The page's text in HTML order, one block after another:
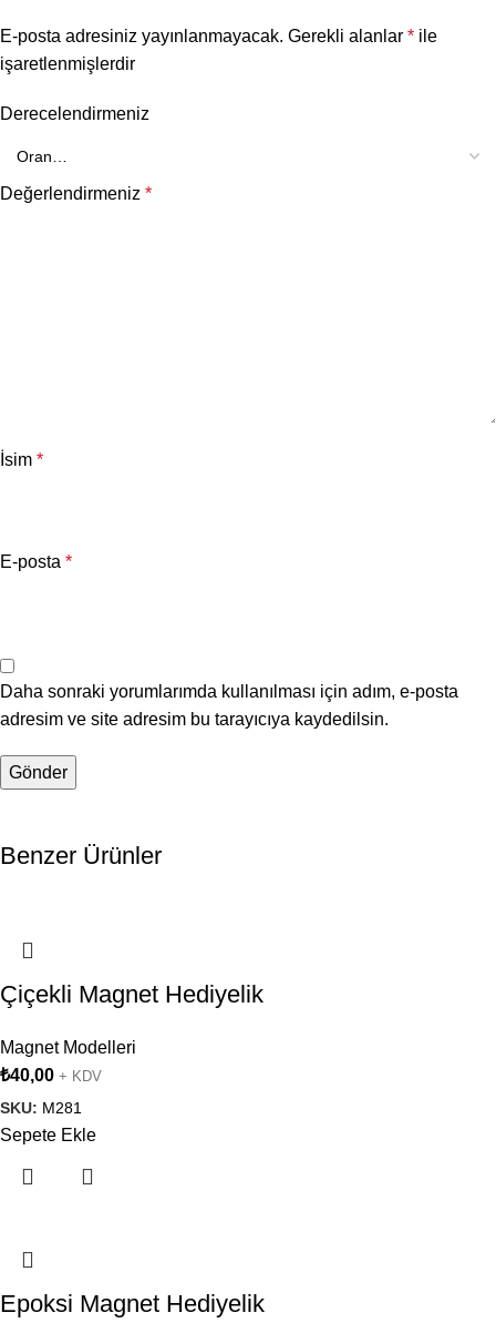
E-posta adresiniz yayınlanmayacak. Gerekli alanlar * ile
işaretlenmişlerdir
Derecelendirmeniz
Değerlendirmeniz *
İsim *
E-posta *
Daha sonraki yorumlarımda kullanılması için adım, e-posta
adresim ve site adresim bu tarayıcıya kaydedilsin.
Benzer Ürünler
Çiçekli Magnet Hediyelik
Magnet Modelleri
₺40,00 + KDV
SKU: M281
Sepete Ekle
Epoksi Magnet Hediyelik